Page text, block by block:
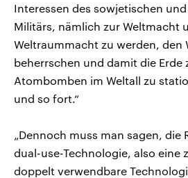
Interessen des sowjetischen
Militärs, nämlich zur Weltmacht
Weltraummacht zu werden, den
beherrschen und damit die Erde
Atombomben im Weltall zu
und so fort.“
„Dennoch muss man sagen, die
dual-use-Technologie, also eine
doppelt verwendbare